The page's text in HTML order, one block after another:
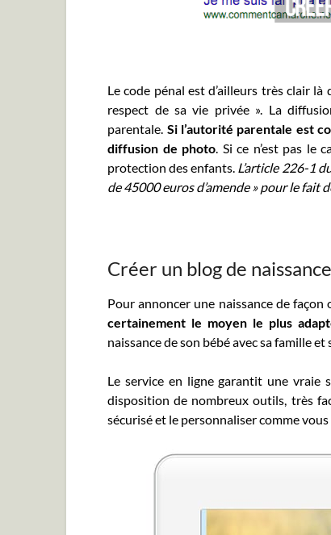
Le code pénal est d’ailleurs très clair
respect de sa vie privée ». La
parentale. Si l’autorité parentale est
diffusion de photo. Si ce n’est pas le
protection des enfants. L’article 226-1
de 45000 euros d’amende » pour le fait
Créer un blog de
Pour annoncer une naissance de façon
certainement le moyen le plus
naissance de son bébé avec sa famille et
Le service en ligne garantit une
disposition de nombreux outils, très
sécurisé et le personnaliser comme